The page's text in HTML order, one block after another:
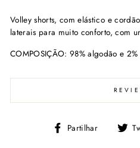
Volley shorts, com elástico e
laterais para muito conforto, com
COMPOSIÇÃO: 98% algodão e 2%
Partilhar
Partilhe